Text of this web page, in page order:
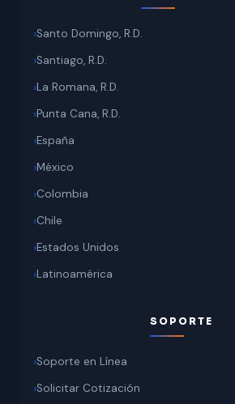
Santo Domingo, R.D.
Santiago, R.D.
La Romana, R.D.
Punta Cana, R.D.
España
México
Colombia
Chile
Estados Unidos
Latinoamérica
SOPORTE
Soporte en Línea
Solicitar Cotización